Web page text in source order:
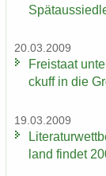
20.03.2009
Frei­staat
ckuff in die
19.03.2009
land fin­det